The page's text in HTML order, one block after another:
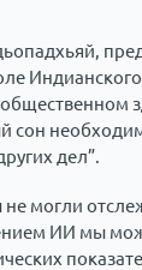
сон
дел”.
могли
ИИ мы